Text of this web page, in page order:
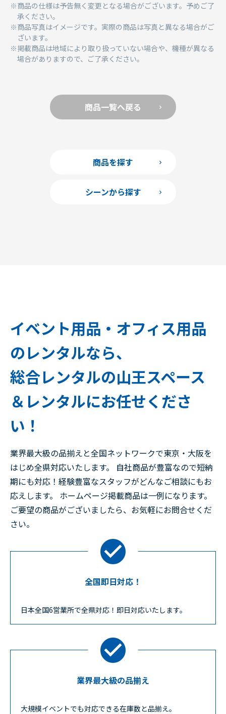
商品の仕様は予告無く変更となる場合がございます。予めご了
承ください。
商品写真はイメージです。実際の商品は写真と異なる場合がご
ざいます。
掲載商品は地域により取り扱っていない場合や、機種が異なる
場合がありますので、ご了承ください。
商品一覧へ戻る
商品を探す
シーンから探す
イベント用品・オフィス用品
のレンタルなら、
総合レンタルの山王スペース
＆レンタルにお任せくださ
い！
業界最大級の品揃えと全国ネットワークで東京・大阪を
はじめ全県対応いたします。 自社商品が豊富なので短納
期にも対応！経験豊富なスタッフがどんなご相談にもお
応えします。 ホームページ掲載商品は一例になります。
ご要望の商品がございましたら、お気軽にお問合せくだ
さい。
全国即日対応！
日本全国6営業所で全県対応！即日対応いたします。
業界最大級の品揃え
大規模イベントでも対応できる在庫数と品揃え。